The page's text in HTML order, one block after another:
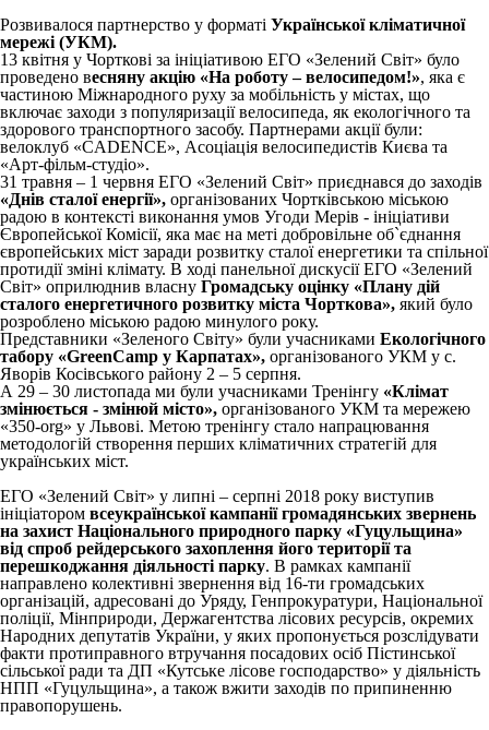
Розвивалося партнерство у форматі Української кліматичної
мережі (УКМ).
13 квітня у Чорткові за ініціативою ЕГО «Зелений Світ» було
проведено весняну акцію «На роботу – велосипедом!», яка є
частиною Міжнародного руху за мобільність у містах, що
включає заходи з популяризації велосипеда, як екологічного та
здорового транспортного засобу. Партнерами акції були:
велоклуб «CADENCE», Асоціація велосипедистів Києва та
«Арт-фільм-студіо».
31 травня – 1 червня ЕГО «Зелений Світ» приєднався до заходів
«Днів сталої енергії», організованих Чортківською міською
радою в контексті виконання умов Угоди Мерів - ініціативи
Європейської Комісії, яка має на меті добровільне об`єднання
європейських міст заради розвитку сталої енергетики та спільної
протидії зміні клімату. В ході панельної дискусії ЕГО «Зелений
Світ» оприлюднив власну Громадську оцінку «Плану дій
сталого енергетичного розвитку міста Чорткова», який було
розроблено міською радою минулого року.
Представники «Зеленого Світу» були учасниками Екологічного
табору «GreenCamp у Карпатах», організованого УКМ у с.
Яворів Косівського району 2 – 5 серпня.
А 29 – 30 листопада ми були учасниками Тренінгу «Клімат
змінюється - змінюй місто», організованого УКМ та мережею
«350-org» у Львові. Метою тренінгу стало напрацювання
методологій створення перших кліматичних стратегій для
українських міст.
ЕГО «Зелений Світ» у липні – серпні 2018 року виступив
ініціатором всеукраїнської кампанії громадянських звернень
на захист Національного природного парку «Гуцульщина»
від спроб рейдерського захоплення його території та
перешкоджання діяльності парку. В рамках кампанії
направлено колективні звернення від 16-ти громадських
організацій, адресовані до Уряду, Генпрокуратури, Національної
поліції, Мінприроди, Держагентства лісових ресурсів, окремих
Народних депутатів України, у яких пропонується розслідувати
факти протиправного втручання посадових осіб Пістинської
сільської ради та ДП «Кутське лісове господарство» у діяльність
НПП «Гуцульщина», а також вжити заходів по припиненню
правопорушень.